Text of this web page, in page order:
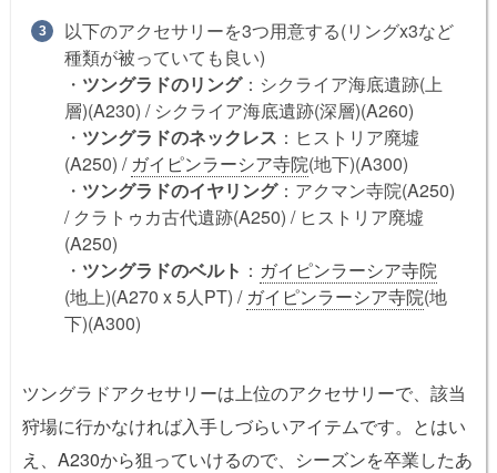
以下のアクセサリーを3つ用意する(リングx3など
種類が被っていても良い)
・ ツングラドのリング：シクライア海底遺跡(上
層)(A230) / シクライア海底遺跡(深層)(A260)
・ ツングラドのネックレス ：ヒストリア廃墟
(A250) / ガイピンラーシア寺院(地下)(A300)
・ ツングラドのイヤリング：アクマン寺院(A250)
/ クラトゥカ古代遺跡(A250) / ヒストリア廃墟
(A250)
・ ツングラドのベルト ： ガイピンラーシア寺院
(地上)(A270 x 5人PT) / ガイピンラーシア寺院(地
下)(A300)
ツングラドアクセサリーは上位のアクセサリーで、該当
狩場に行かなければ入手しづらいアイテムです。とはい
え、A230から狙っていけるので、シーズンを卒業したあ